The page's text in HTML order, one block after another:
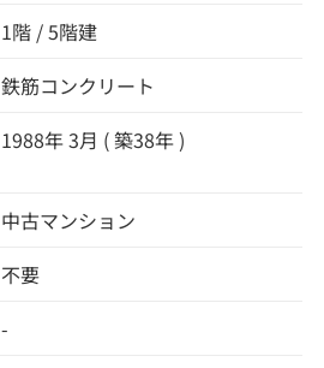
1階 / 5階建
鉄筋コンクリート
1988年 3月 ( 築38年 )
中古マンション
不要
-